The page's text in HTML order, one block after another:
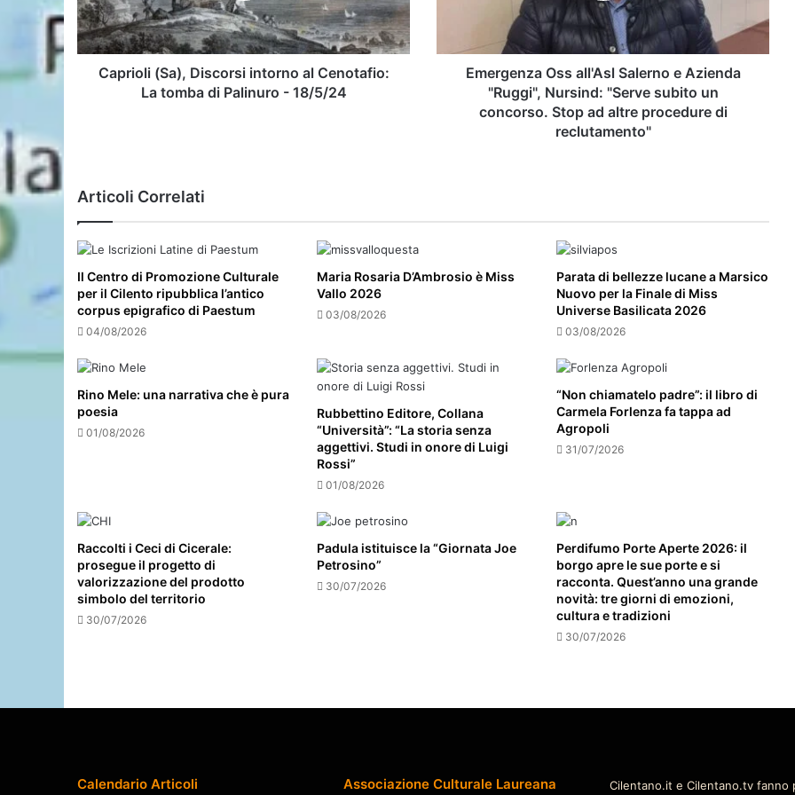
CASTELLABATE, ANCORA
FINANZIAMENTI PER LE SCUOLE:
OTTENUTI CIRCA 2 MILIONI DI EURO
ENERGETICO DEL PLESSO DI SAN
MARCO
La
tomba
di
Palinuro
Caprioli (Sa), Discorsi intorno al Cenotafio:
La tomba di Palinuro - 18/5/24
"Serve
subito
concorso.
reclutamento"
Emergenza Oss all'Asl Salerno e Azienda
"Ruggi", Nursind: "Serve subito un
concorso. Stop ad altre procedure di
reclutamento"
Articoli Correlati
Il Centro di Promozione Culturale
per il Cilento ripubblica l’antico
corpus epigrafico di Paestum
04/08/2026
Maria Rosaria D’Ambrosio è Miss
Vallo 2026
03/08/2026
Parata di bellezze lucane a Marsico
Nuovo per la Finale di Miss
Universe Basilicata 2026
03/08/2026
Rino Mele: una narrativa che è pura
poesia
01/08/2026
Rubbettino Editore, Collana
“Università”: “La storia senza
aggettivi. Studi in onore di Luigi
Rossi”
01/08/2026
“Non chiamatelo padre”: il libro di
Carmela Forlenza fa tappa ad
Agropoli
31/07/2026
Raccolti i Ceci di Cicerale:
prosegue il progetto di
valorizzazione del prodotto
simbolo del territorio
30/07/2026
Padula istituisce la “Giornata Joe
Petrosino”
30/07/2026
Perdifumo Porte Aperte 2026: il
borgo apre le sue porte e si
racconta. Quest’anno una grande
novità: tre giorni di emozioni,
cultura e tradizioni
30/07/2026
Calendario Articoli
Associazione Culturale Laureana
Cilentano.it e Cilentano.tv fanno